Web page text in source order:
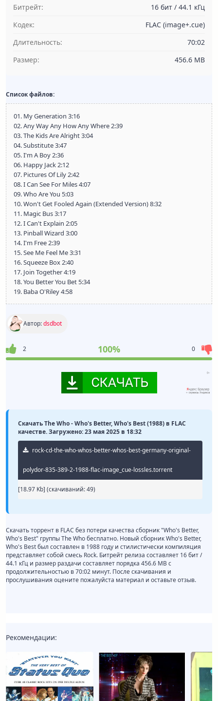
Битрейт:
16 бит / 44.1 кГц
Кодек:
FLAC (image+.cue)
Длительность:
70:02
Размер:
456.6 MB
Список файлов:
01. My Generation 3:16
02. Any Way Any How Any Where 2:39
03. The Kids Are Alright 3:04
04. Substitute 3:47
05. I'm A Boy 2:36
06. Happy Jack 2:12
07. Pictures Of Lily 2:42
08. I Can See For Miles 4:07
09. Who Are You 5:03
10. Won't Get Fooled Again (Extended Version) 8:32
11. Magic Bus 3:17
12. I Can't Explain 2:05
13. Pinball Wizard 3:00
14. I'm Free 2:39
15. See Me Feel Me 3:31
16. Squeeze Box 2:40
17. Join Together 4:19
18. You Better You Bet 5:34
19. Baba O'Riley 4:58
Автор:dsdbot
2 100% 0
Скачать The Who - Who's Better, Who's Best (1988) в FLAC
качестве. Загружено: 23 мая 2025 в 18:32
rock-cd-the-who-whos-better-whos-best-germany-original-
polydor-835-389-2-1988-flac-image_cue-lossles.torrent
[18.97 Kb] (cкачиваний: 49)
Скачать торрент в FLAC без потери качества сборник "Who's Better,
Who's Best" группы The Who бесплатно. Новый сборник Who's Better,
Who's Best был составлен в 1988 году и стилистически компиляция
представляет собой смесь Rock. Битрейт релиза составляет 16 бит /
44.1 кГц и размер раздачи составляет порядка 456.6 MB с
продолжительностью в 70:02 минут. После скачивания и
прослушивания оцените пожалуйста материал и оставьте отзыв.
Рекомендации: